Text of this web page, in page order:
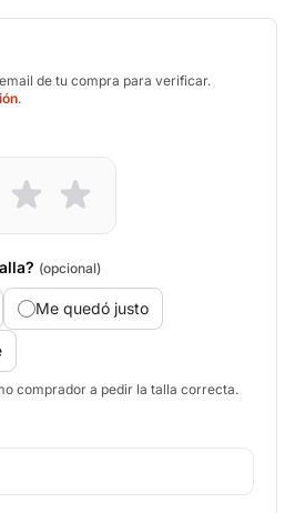
de tu compra para verificar.
.
(opcional)
Me quedó justo
comprador a pedir la talla correcta.